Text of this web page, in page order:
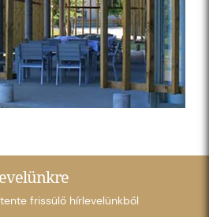
frissülő hírlevelünkből